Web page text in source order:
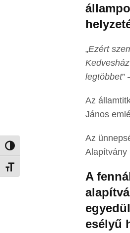
Nagy kontraszt váltása
Betűméret váltása
„Ezért
legtöbbet”
Az
János
Az
Alapítvány
A
esélyű